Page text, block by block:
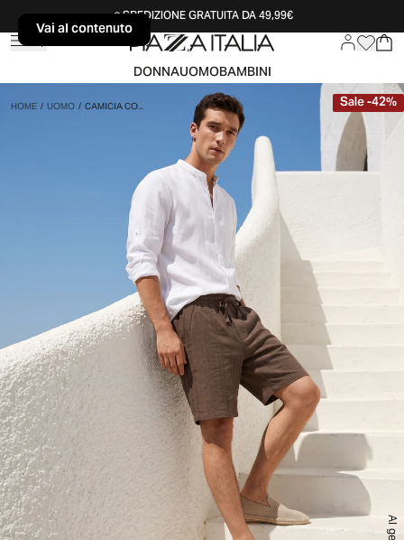
Vai al contenutoSPEDIZIONE GRATUITA DA 49,99€
DONNAUOMOBAMBINI
HOME/UOMO/CAMICIA CO... Sale-42%
Vai al contenuto